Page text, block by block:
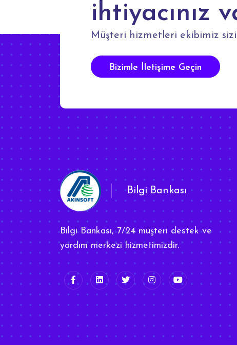
ihtiyacınız
Müşteri hizmetleri ekibimiz
Bizimle İletişime Geçin
Bilgi Bankası
Bilgi Bankası, 7/24 müşteri destek ve
yardım merkezi hizmetimizdir.